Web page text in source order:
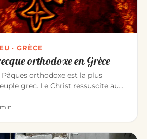
· GRÈCE
orthodoxe en Grèce
orthodoxe est la plus
grec. Le Christ ressuscite au